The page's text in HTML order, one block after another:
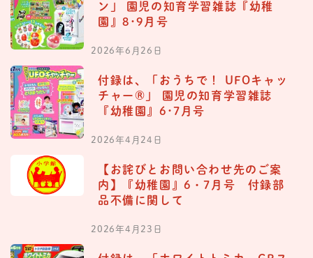
ン」 園児の知育学習雑誌『幼稚
園』8･9月号
2026年6月26日
付録は、「おうちで！ UFOキャッ
チャー®︎」 園児の知育学習雑誌
『幼稚園』6･7月号
2026年4月24日
【お詫びとお問い合わせ先のご案
内】『幼稚園』6・7月号 付録部
品不備に関して
2026年4月23日